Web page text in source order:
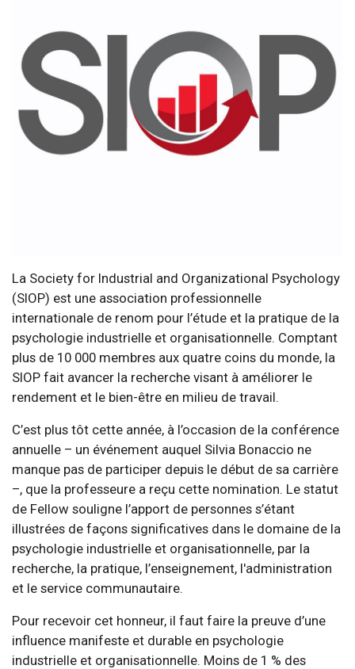
La Society for Industrial and Organizational Psychology
(SIOP) est une association professionnelle
internationale de renom pour l’étude et la pratique de la
psychologie industrielle et organisationnelle. Comptant
plus de 10 000 membres aux quatre coins du monde, la
SIOP fait avancer la recherche visant à améliorer le
rendement et le bien-être en milieu de travail.
C’est plus tôt cette année, à l’occasion de la conférence
annuelle – un événement auquel Silvia Bonaccio ne
manque pas de participer depuis le début de sa carrière
–, que la professeure a reçu cette nomination. Le statut
de Fellow souligne l’apport de personnes s’étant
illustrées de façons significatives dans le domaine de la
psychologie industrielle et organisationnelle, par la
recherche, la pratique, l’enseignement, l'administration
et le service communautaire.
Pour recevoir cet honneur, il faut faire la preuve d’une
influence manifeste et durable en psychologie
industrielle et organisationnelle. Moins de 1 % des